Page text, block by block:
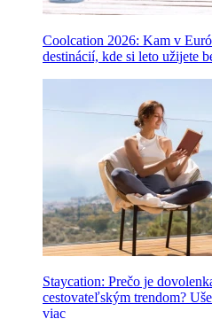
Coolcation 2026: Kam v
destinácií, kde si leto užijete
Staycation: Prečo je
cestovateľským trendom?
viac